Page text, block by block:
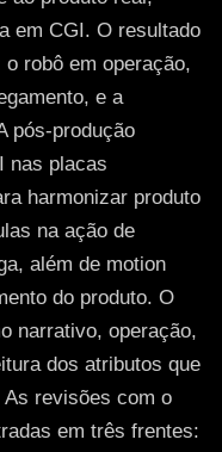
em CGI. O resultado
robô em operação,
e a
pós-produção
nas placas
harmonizar produto
na ação de
além de motion
do produto. O
narrativo, operação,
dos atributos que
revisões com o
em três frentes: